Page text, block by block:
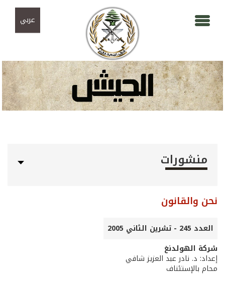
عربي
منشورات
نحن والقانون
العدد 245 - تشرين الثاني 2005
شركة الهولدنغ
إعداد: د. نادر عبد العزيز شافي
محام بالإستئناف